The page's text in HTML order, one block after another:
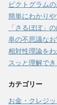
ピクトグラム
簡単にわかり
「さるぼぼ」
阜の不思議なお
相対性理論を
スッと理解で
カテゴリー
お金・クレジ